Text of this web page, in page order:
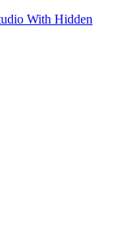
With Hidden